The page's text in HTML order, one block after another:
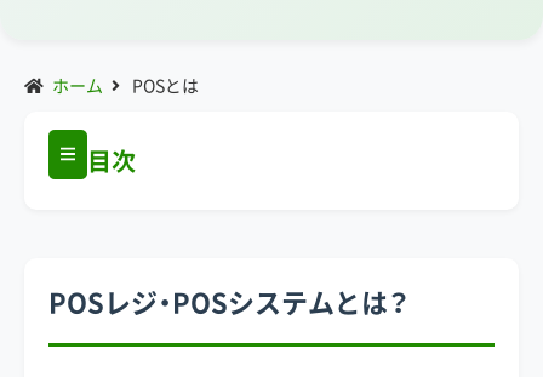
ホーム POSとは
目次
POSレジ・POSシステムとは？